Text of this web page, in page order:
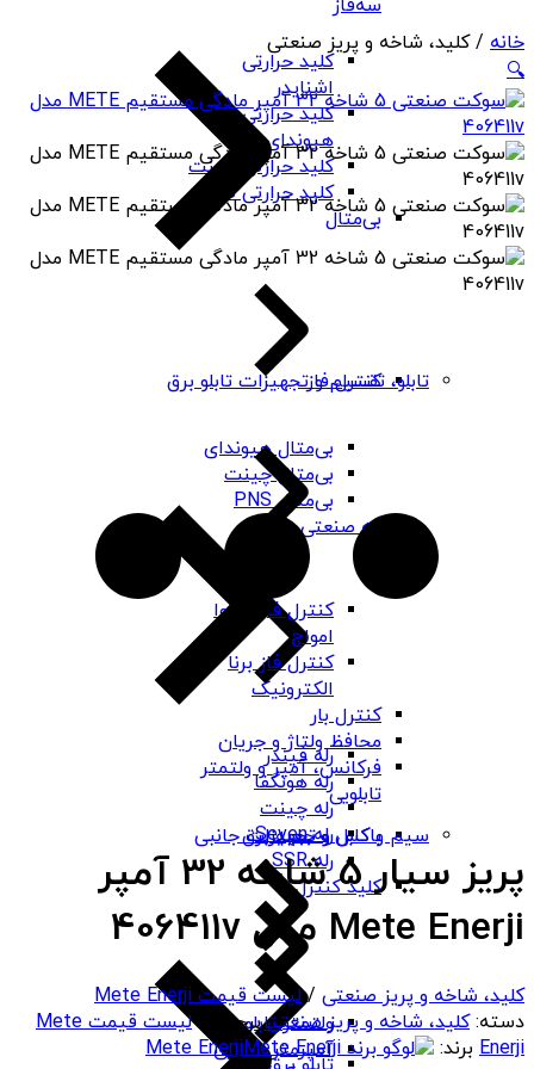
کلید حرارتی
اشنایدر
کلید حرارتی
هیوندای
کلید حرارتی چینت
کلید حرارتی PNS
بی‌متال
بی‌متال هیوندای
بی‌متال چینت
بی‌متال PNS
رله صنعتی
رله فیندر
رله هونگفا
رله چینت
رله Seven
رله SSR
کلید کنترل
سه‌فاز
کنترل فاز
کنترل فاز شیوا
امواج
کنترل فاز برنا
الکترونیک
کنترل بار
محافظ ولتاژ و جریان
فرکانس، آمپر و ولتمتر
تابلویی
ولتمتر تابلویی
آمپرمتر تابلویی
تابلو، تقسیم و تجهیزات تابلو برق
باکس و جعبه برق
سیم و کابل و تجهیزات جانبی
خانه / کلید، شاخه و پریز صنعتی
🔍
پریز سیار 5 شاخه 32 آمپر
Mete Enerji مدل 406411v
کلید، شاخه و پریز صنعتی /لیست قیمت Mete Enerji
دسته:کلید، شاخه و پریز صنعتی برچسب:
لیست قیمت Mete
Enerji برند:
Mete Enerji